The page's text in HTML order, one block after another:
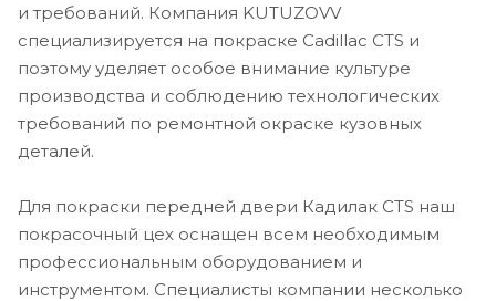
и требований. Компания KUTUZOVV
специализируется на покраске Cadillac CTS и
поэтому уделяет особое внимание культуре
производства и соблюдению технологических
требований по ремонтной окраске кузовных
деталей.
Для покраски передней двери Кадилак CTS наш
покрасочный цех оснащен всем необходимым
профессиональным оборудованием и
инструментом. Специалисты компании несколько